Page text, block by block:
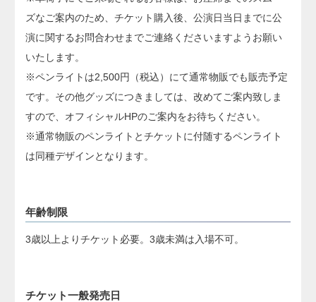
ズなご案内のため、チケット購入後、公演日当日までに公
演に関するお問合わせまでご連絡くださいますようお願い
いたします。
※ペンライトは2,500円（税込）にて通常物販でも販売予定
です。その他グッズにつきましては、改めてご案内致しま
すので、オフィシャルHPのご案内をお待ちください。
※通常物販のペンライトとチケットに付随するペンライト
は同種デザインとなります。
年齢制限
3歳以上よりチケット必要。3歳未満は入場不可。
チケット一般発売日